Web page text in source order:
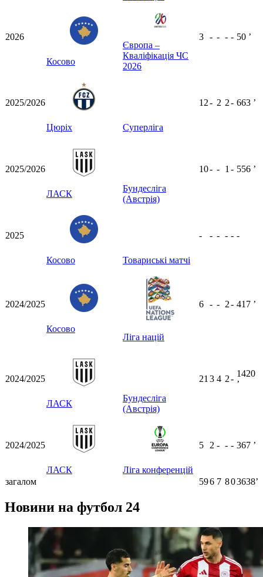
2026
Косово
Європа –
Кваліфікація ЧС
2026
3 - - - - 50 ʼ
2025/2026
Цюріх Суперліга
12- 2 2- 663 ʼ
2025/2026
ЛАСК
Бундесліга
(Австрія)
10- - 1 - 556 ʼ
2025
Косово Товариські матчі
- - - - - -
2024/2025
Косово
Ліга націй
6 - - 2- 417 ʼ
2024/2025
ЛАСК
Бундесліга
(Австрія)
21 3 4 2-
1420
ʼ
2024/2025
ЛАСК Ліга конференцій
5 2 - - - 367 ʼ
загалом 596 7 803638ʼ
Новини на футбол 24